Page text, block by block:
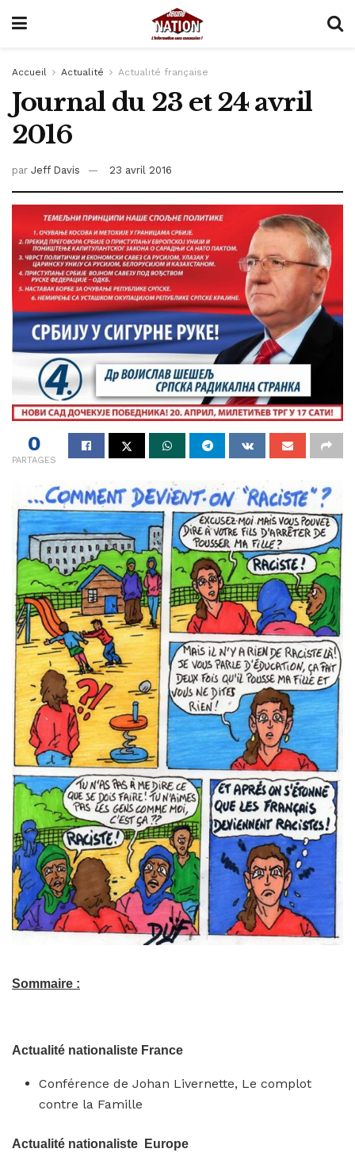
Accueil Actualité Actualité française
Journal du 23 et 24 avril
2016
par Jeff Davis 23 avril 2016
0
PARTAGES
Sommaire :
Actualité nationaliste France
Conférence de Johan Livernette, Le complot
contre la Famille
Actualité nationaliste Europe